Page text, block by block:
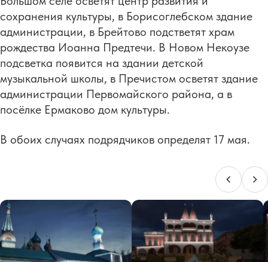
сохранения культуры, в Борисоглебском здание
администрации, в Брейтово подстветят храм
рождества Иоанна Предтечи. В Новом Некоузе
подсветка появится на здании детской
музыкальной школы, в Пречистом осветят здание
администрации Первомайского района, а в
посёлке Ермаково дом культуры.
В обоих случаях подрядчиков определят 17 мая.